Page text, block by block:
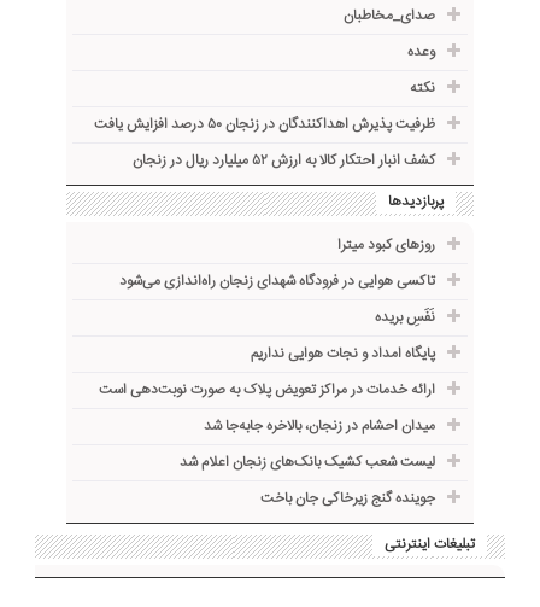
صدای_مخاطبان
وعده
نکته
ظرفیت پذیرش اهداکنندگان در زنجان ۵۰ درصد افزایش یافت
کشف انبار احتکار کالا به ارزش ۵۲ میلیارد ریال در زنجان
پربازدیدها
روزهای کبود میترا
تاکسی هوایی در فرودگاه شهدای زنجان راه‌اندازی می‌شود
نَفَسِ بریده
پایگاه امداد و نجات هوایی نداریم
ارائه خدمات در مراکز تعویض پلاک به صورت نوبت‌دهی است
میدان احشام در زنجان، بالاخره جا‌به‌جا شد
لیست شعب کشیک بانک‌های زنجان اعلام شد
جوینده گنج زیرخاکی جان باخت
تبلیغات اینترنتی